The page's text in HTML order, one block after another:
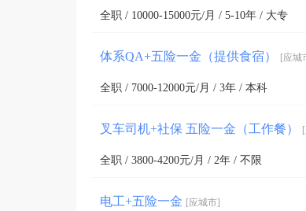
全职 / 10000-15000元/月 / 5-10年 / 大专
体系QA+五险一金（提供食宿） [应城
全职 / 7000-12000元/月 / 3年 / 本科
叉车司机+社保 五险一金（工作餐）
全职 / 3800-4200元/月 / 2年 / 不限
电工+五险一金 [应城市]